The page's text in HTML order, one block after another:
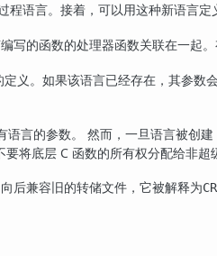
程语言。接着，可以用这种新语言定
写的函数的处理器函数关联在一起
义。如果该语言已经存在，其参
言的参数。 然而，一旦语言被创
将底层 C 函数的所有权分配给非超
后兼容旧的转储文件，它被解释为